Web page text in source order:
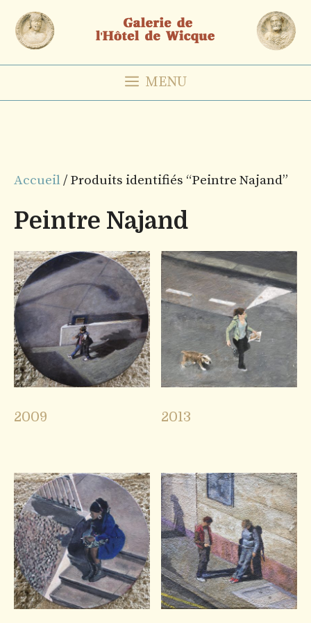
Aller
contenu
MENU
Accueil/ Produits identifiés “Peintre Najand”
Peintre Najand
2009 2013